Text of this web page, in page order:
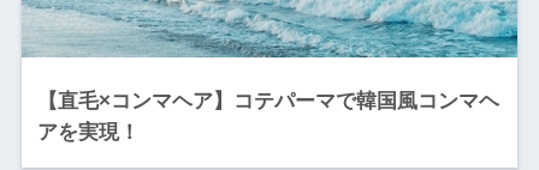
【直毛×コンマヘア】コテパーマで韓国風コンマヘ
アを実現！